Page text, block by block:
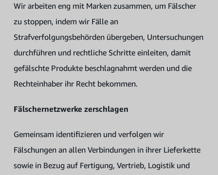
Wir arbeiten eng mit Marken zusammen, um Fälscher
zu stoppen, indem wir Fälle an
Strafverfolgungsbehörden übergeben, Untersuchungen
durchführen und rechtliche Schritte einleiten, damit
gefälschte Produkte beschlagnahmt werden und die
Rechteinhaber ihr Recht bekommen.
Fälschernetzwerke zerschlagen
Gemeinsam identifizieren und verfolgen wir
Fälschungen an allen Verbindungen in ihrer Lieferkette
sowie in Bezug auf Fertigung, Vertrieb, Logistik und